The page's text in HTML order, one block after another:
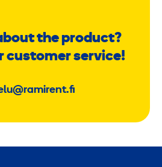
the product?
customer service!